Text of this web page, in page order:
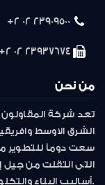
23909500 02 2+
23937674 02 2+
من نحن
تعد شركة
الشرق الاوسط
سعت دوماً للتطوير
التى انتقلت من
أساليب البناء والتكنولوجيا.